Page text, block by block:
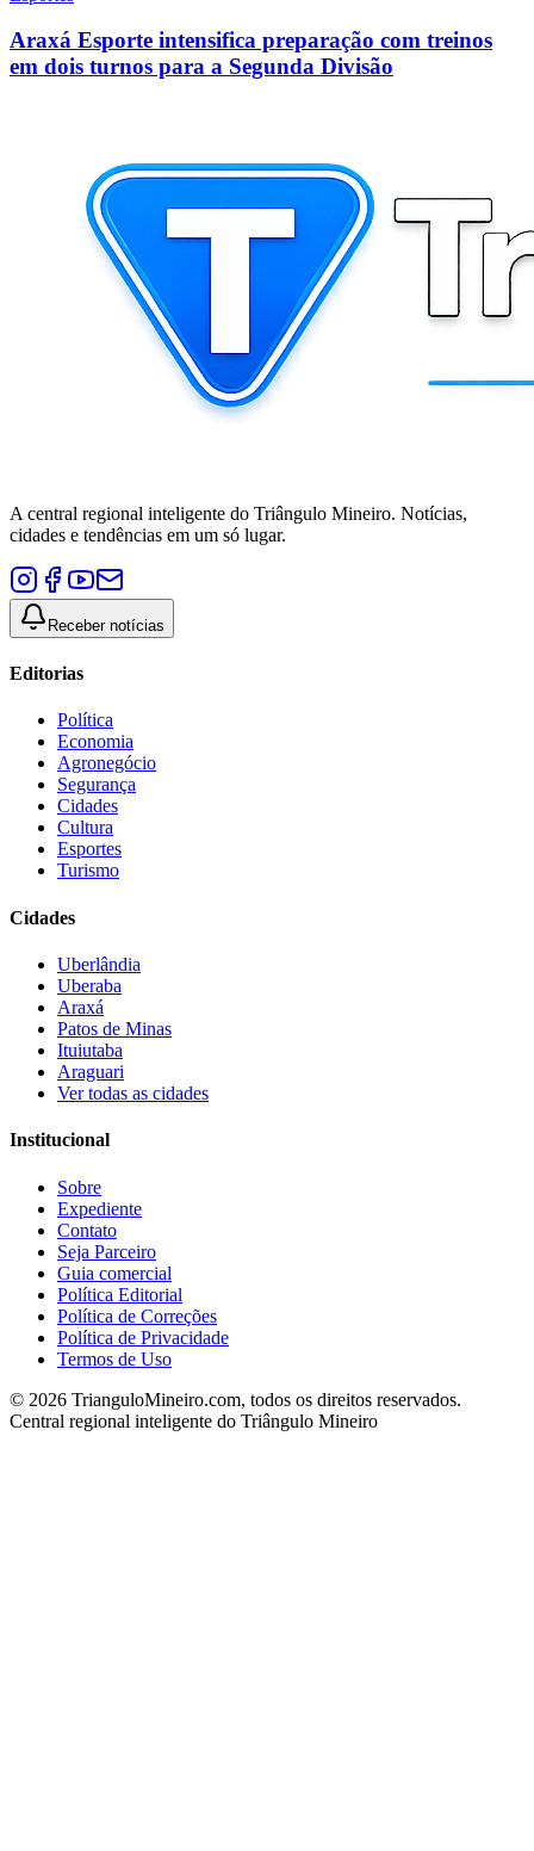
Araxá Esporte intensifica preparação com treinos
em dois turnos para a Segunda Divisão
A central regional inteligente do Triângulo Mineiro. Notícias,
cidades e tendências em um só lugar.
Receber notícias
Editorias
Política
Economia
Agronegócio
Segurança
Cidades
Cultura
Esportes
Turismo
Cidades
Uberlândia
Uberaba
Araxá
Patos de Minas
Ituiutaba
Araguari
Ver todas as cidades
Institucional
Sobre
Expediente
Contato
Seja Parceiro
Guia comercial
Política Editorial
Política de Correções
Política de Privacidade
Termos de Uso
© 2026 TrianguloMineiro.com, todos os direitos reservados.
Central regional inteligente do Triângulo Mineiro